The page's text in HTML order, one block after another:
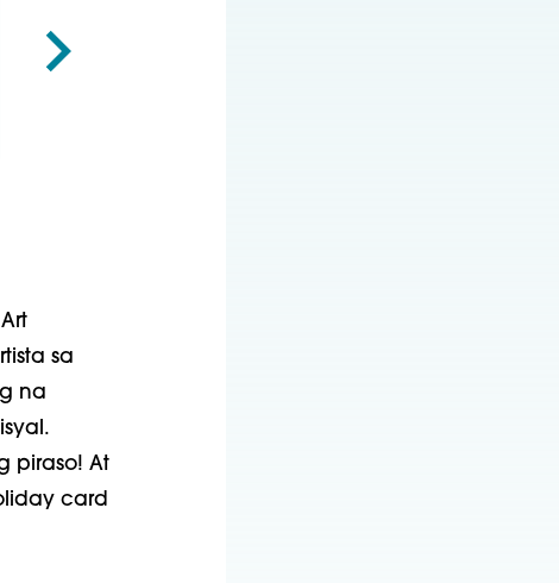
sa
na
piraso! At
card